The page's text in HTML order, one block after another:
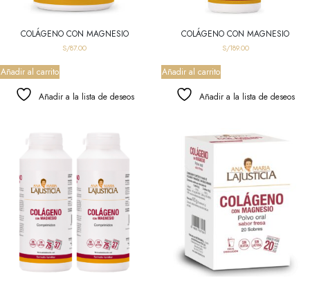
COLÁGENO CON MAGNESIO
S/87.00
Añadir al carrito
Añadir a la lista de deseos
COLÁGENO CON MAGNESIO
S/189.00
Añadir al carrito
Añadir a la lista de deseos